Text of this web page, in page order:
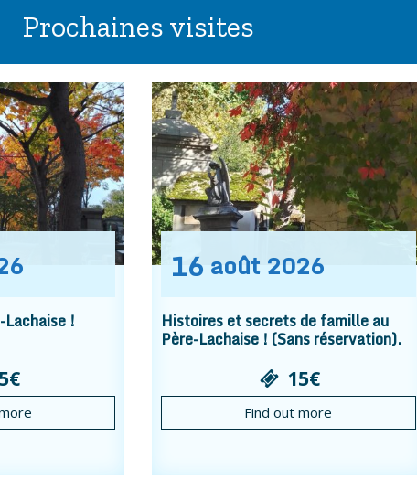
Prochaines visites
Lachaise !
16 août 2026
Histoires et secrets de famille au
Père-Lachaise ! (Sans réservation).
15€
Find out more